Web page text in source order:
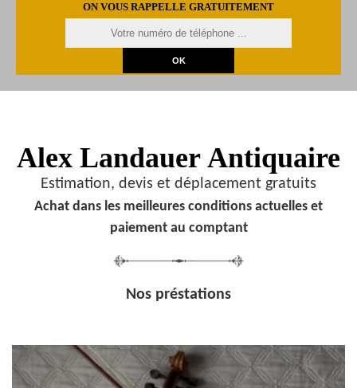
ON VOUS RAPPELLE GRATUITEMENT
Alex Landauer Antiquaire
Estimation, devis et déplacement gratuits
Achat dans les meilleures conditions actuelles et
paiement au comptant
Nos préstations